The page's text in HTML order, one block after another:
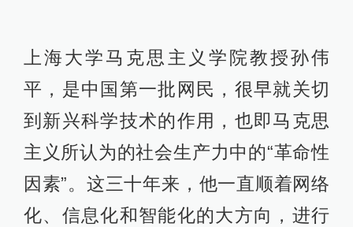
上海大学马克思主义学院教授孙伟
平，是中国第一批网民，很早就关切
到新兴科学技术的作用，也即马克思
主义所认为的社会生产力中的“革命性
因素”。这三十年来，他一直顺着网络
化、信息化和智能化的大方向，进行